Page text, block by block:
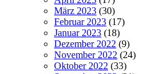
März 2023 (30)
Februar 2023 (17)
Januar 2023 (18)
Dezember 2022 (9)
November 2022 (24)
Oktober 2022 (33)